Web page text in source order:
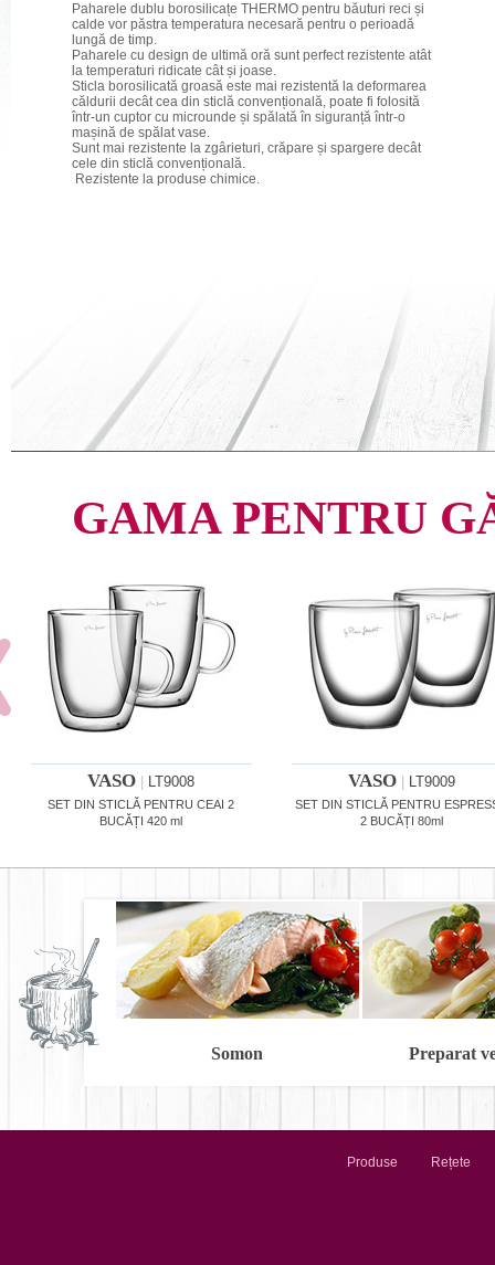
Paharele dublu borosilicațe THERMO pentru băuturi reci și
calde vor păstra temperatura necesară pentru o perioadă
lungă de timp.
Paharele cu design de ultimă oră sunt perfect rezistente atât
la temperaturi ridicate cât și joase.
Sticla borosilicată groasă este mai rezistentă la deformarea
căldurii decât cea din sticlă convențională, poate fi folosită
într-un cuptor cu microunde și spălată în siguranță într-o
mașină de spălat vase.
Sunt mai rezistente la zgârieturi, crăpare și spargere decât
cele din sticlă convențională.
Rezistente la produse chimice.
GAMA PENTRU
VASO LT9008
SET DIN STICLĂ PENTRU CEAI 2
BUCĂȚI 420 ml
VASO LT9009
SET DIN STICLĂ PENTRU
2 BUCĂȚI 80ml
Somon Preparat
Produse Rețete